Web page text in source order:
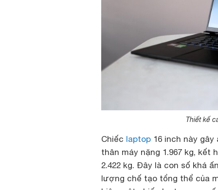
Thiết kế
Chiếc laptop 16 inch này
thân máy nặng 1.967 kg, kết
2.422 kg. Đây là con số khá
lượng chế tạo tổng thể của